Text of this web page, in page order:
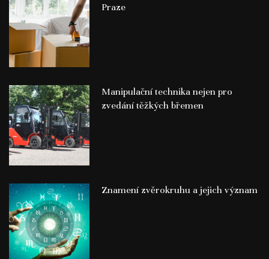
Praze
Manipulační technika nejen pro
zvedání těžkých břemen
Znamení zvěrokruhu a jejich význam